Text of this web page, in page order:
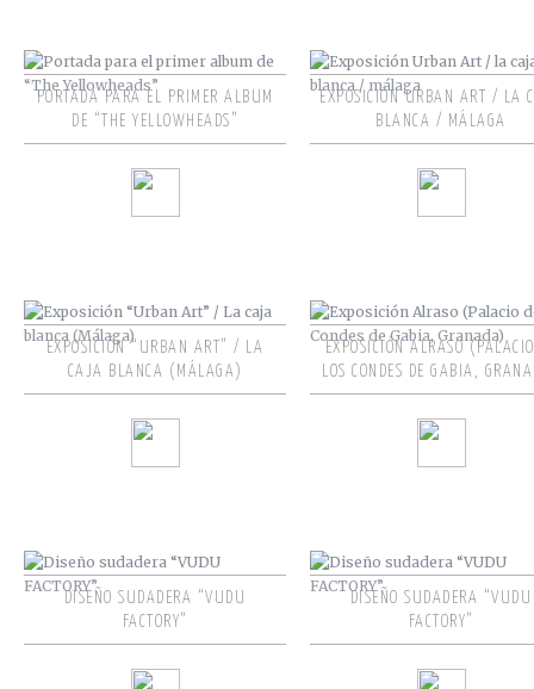
PORTADA PARA EL PRIMER ALBUM
DE “THE YELLOWHEADS”
EXPOSICIÓN URBAN ART / LA
BLANCA / MÁLAGA
EXPOSICIÓN “URBAN ART” / LA
CAJA BLANCA (MÁLAGA)
EXPOSICIÓN ALRASO
LOS CONDES DE GABIA,
DISEÑO SUDADERA “VUDU
FACTORY”
DISEÑO SUDADERA “VUDU
FACTORY”